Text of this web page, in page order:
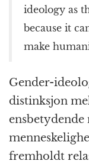
ideology as
because it
make
Gender-
distinksjon
fremholdt